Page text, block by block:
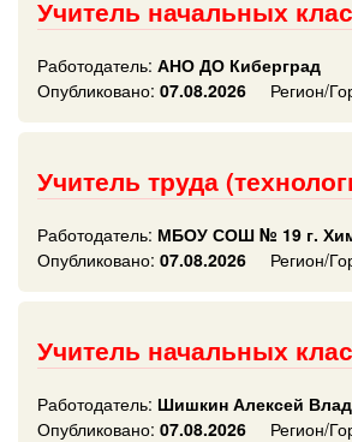
Учитель начальных
Работодатель: АНО ДО Киберград
Опубликовано: 07.08.2026 Регион/
Учитель труда
Работодатель: МБОУ СОШ № 19 г.
Опубликовано: 07.08.2026 Регион/
Учитель начальных
Работодатель: Шишкин Алексей
Опубликовано: 07.08.2026 Регион/